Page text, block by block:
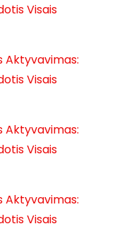
Visais
Aktyvavimas:
Visais
Aktyvavimas:
Visais
Aktyvavimas:
Visais